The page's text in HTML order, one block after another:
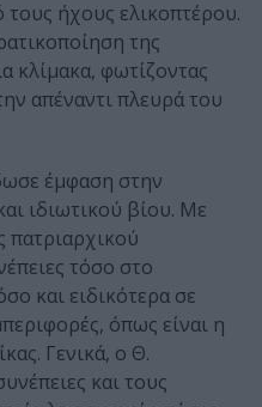
ήχους ελικοπτέρου.
της
κλίμακα, φωτίζοντας
απέναντι πλευρά του
έμφαση στην
ιδιωτικού βίου. Με
πατριαρχικού
τόσο στο
και ειδικότερα σε
όπως είναι η
Γενικά, ο Θ.
και τους